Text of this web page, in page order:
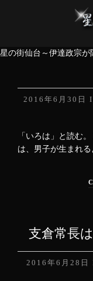
星の街仙台～伊達政宗
2016年6月30日
「いろは」と読む
は、男子が生まれ
支倉常長
2016年6月28日